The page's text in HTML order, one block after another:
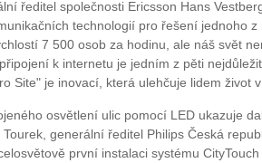
ředitel společnosti Ericsson Hans
technologií pro řešení jednoho
7 500 osob za hodinu, ale náš svět
k internetu je jedním z pěti
Site" je inovací, která ulehčuje lidem život
osvětlení ulic pomocí LED ukazuje
generální ředitel Philips Česká
první instalaci systému